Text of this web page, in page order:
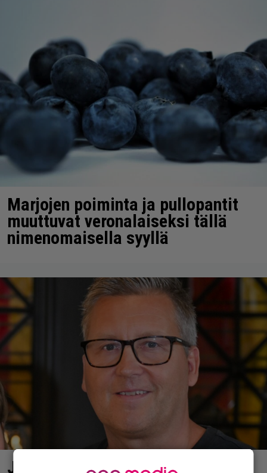
Marjojen poiminta ja pullopantit
muuttuvat veronalaiseksi tällä
nimenomaisella syyllä
Jani Sievinen kokosi